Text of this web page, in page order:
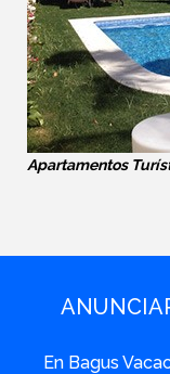
Apartamentos
En Bagus